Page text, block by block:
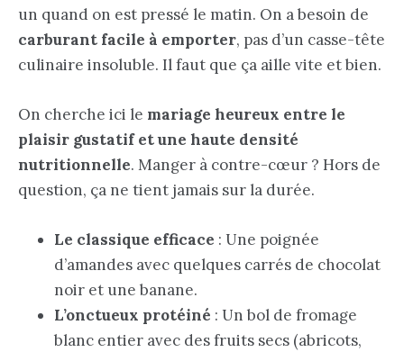
un quand on est pressé le matin. On a besoin de
carburant facile à emporter, pas d’un casse-tête
culinaire insoluble. Il faut que ça aille vite et bien.
On cherche ici le mariage heureux entre le
plaisir gustatif et une haute densité
nutritionnelle. Manger à contre-cœur ? Hors de
question, ça ne tient jamais sur la durée.
Le classique efficace : Une poignée
d’amandes avec quelques carrés de chocolat
noir et une banane.
L’onctueux protéiné : Un bol de fromage
blanc entier avec des fruits secs (abricots,